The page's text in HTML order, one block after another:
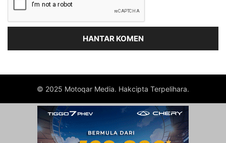
© 2025 Motoqar Media. Hakcipta Terpelihara.